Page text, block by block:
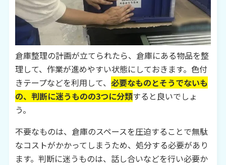
倉庫整理の計画が立てられたら、倉庫にある物品を整
理して、作業が進めやすい状態にしておきます。色付
きテープなどを利用して、 必要なものとそうでないも
の、判断に迷うものの3つに分類すると良いでしょ
う。
不要なものは、倉庫のスペースを圧迫することで無駄
なコストがかかってしまうため、処分する必要があり
ます。判断に迷うものは、話し合いなどを行い必要か